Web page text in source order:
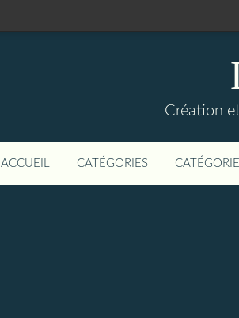
Création
ACCUEIL CATÉGORIES